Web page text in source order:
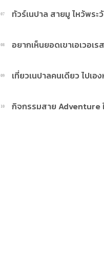
ของฝากยอดนิยมคือ ชาเนปาล
หัตถกรรมที่มีเอกลักษณ์เฉพาะตัว
07 ทัวร์เนปาล สายมู ไหว้พร
ต้องไปที่ วัดปศุปตินาถ (ขอพรองค์
ใหม่
08 อยากเห็นยอดเขาเอเวอเ
ทำได้ค่ะ สามารถซื้อ Option เสริ
(Nagarkot) เพื่อชมวิวเทือกเขาหิมา
09 เที่ยวเนปาลคนเดียว ไปเ
ถ้าชอบความสะดวกสบายและต้อง
ไม่ต้องเสียเวลาต่อรองราคาแท็ก
10 กิจกรรมสาย Adventure